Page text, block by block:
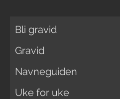
Bli gravid
Gravid
Navneguiden
Uke for uke